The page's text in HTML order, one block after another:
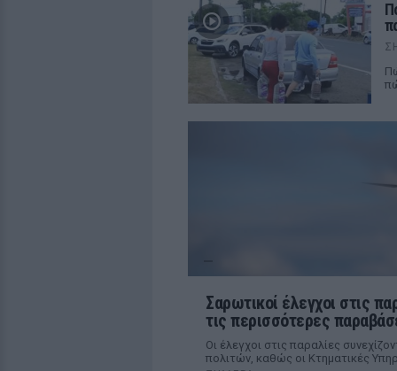
Σαρωτικοί έλεγχοι στις
τις περισσότερες
Οι έλεγχοι στις παραλίες
πολιτών, καθώς οι Κτηματικές